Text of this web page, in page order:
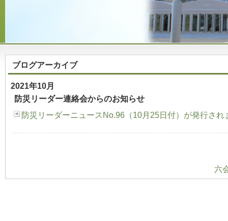
ブログアーカイブ
2021年10月
防災リーダー連絡会からのお知らせ
防災リーダーニュースNo.96（10月25日付）が発行され
六